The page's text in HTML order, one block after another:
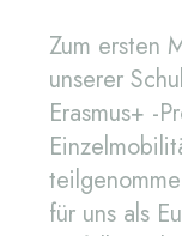
Zum ersten
unserer
Erasmus+ -
für uns als